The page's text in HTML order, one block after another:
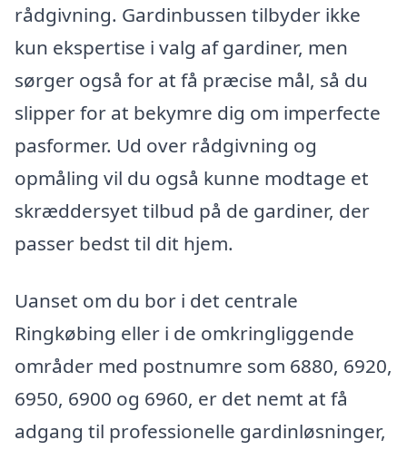
rådgivning. Gardinbussen tilbyder ikke
kun ekspertise i valg af gardiner, men
sørger også for at få præcise mål, så du
slipper for at bekymre dig om imperfecte
pasformer. Ud over rådgivning og
opmåling vil du også kunne modtage et
skræddersyet tilbud på de gardiner, der
passer bedst til dit hjem.
Uanset om du bor i det centrale
Ringkøbing eller i de omkringliggende
områder med postnumre som 6880, 6920,
6950, 6900 og 6960, er det nemt at få
adgang til professionelle gardinløsninger,